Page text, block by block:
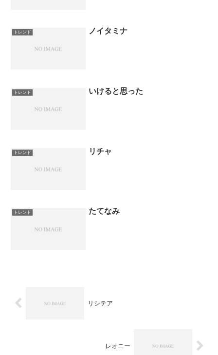
トレンド ノイタミナ
トレンド いけると思った
トレンド リチャ
トレンド たてなみ
リシテア
レオニー